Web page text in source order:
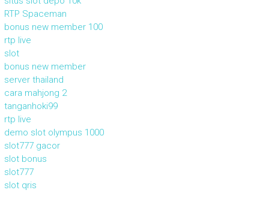
RTP Spaceman
bonus new member 100
rtp live
slot
bonus new member
server thailand
cara mahjong 2
tanganhoki99
rtp live
demo slot olympus 1000
slot777 gacor
slot bonus
slot777
slot qris